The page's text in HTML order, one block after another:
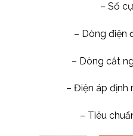
– Số
– Dòng điện
– Dòng cắt
– Điện áp
– Tiêu